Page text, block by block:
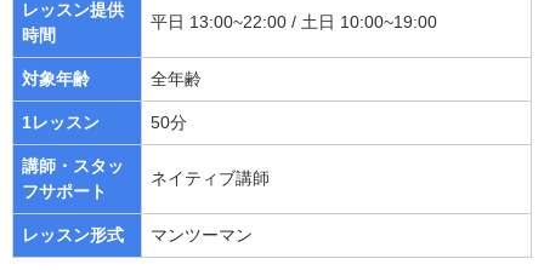
レッスン提供
時間
平日 13:00~22:00 / 土日 10:00~19:00
対象年齢 全年齢
1レッスン 50分
講師・スタッ
フサポート
ネイティブ講師
レッスン形式 マンツーマン